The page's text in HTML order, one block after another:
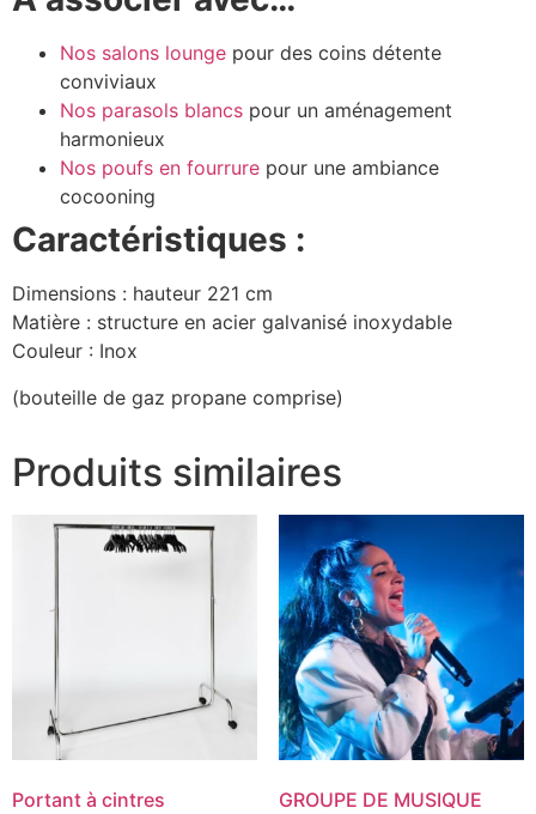
Nos salons lounge pour des coins détente
conviviaux
Nos parasols blancs pour un aménagement
harmonieux
Nos poufs en fourrure pour une ambiance
cocooning
Caractéristiques :
Dimensions : hauteur 221 cm
Matière : structure en acier galvanisé inoxydable
Couleur : Inox
(bouteille de gaz propane comprise)
Produits similaires
Portant à cintres GROUPE DE MUSIQUE